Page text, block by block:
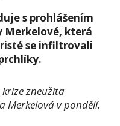
s prohlášením
Merkelové, která
se infiltrovali
zneužita
Merkelová v pondělí.